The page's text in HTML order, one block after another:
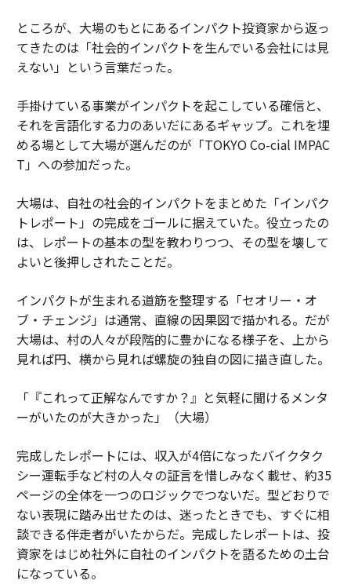
ところが、大場のもとにあるインパクト投資家から返っ
てきたのは「社会的インパクトを生んでいる会社には見
えない」という言葉だった。
手掛けている事業がインパクトを起こしている確信と、
それを言語化する力のあいだにあるギャップ。これを埋
める場として大場が選んだのが「TOKYO Co-cial IMPAC
T」への参加だった。
大場は、自社の社会的インパクトをまとめた「インパク
トレポート」の完成をゴールに据えていた。役立ったの
は、レポートの基本の型を教わりつつ、その型を壊して
よいと後押しされたことだ。
インパクトが生まれる道筋を整理する「セオリー・オ
ブ・チェンジ」は通常、直線の因果図で描かれる。だが
大場は、村の人々が段階的に豊かになる様子を、上から
見れば円、横から見れば螺旋の独自の図に描き直した。
「『これって正解なんですか？』と気軽に聞けるメンタ
ーがいたのが大きかった」（大場）
完成したレポートには、収入が4倍になったバイクタク
シー運転手など村の人々の証言を惜しみなく載せ、約35
ページの全体を一つのロジックでつないだ。型どおりで
ない表現に踏み出せたのは、迷ったときでも、すぐに相
談できる伴走者がいたからだ。完成したレポートは、投
資家をはじめ社外に自社のインパクトを語るための土台
になっている。